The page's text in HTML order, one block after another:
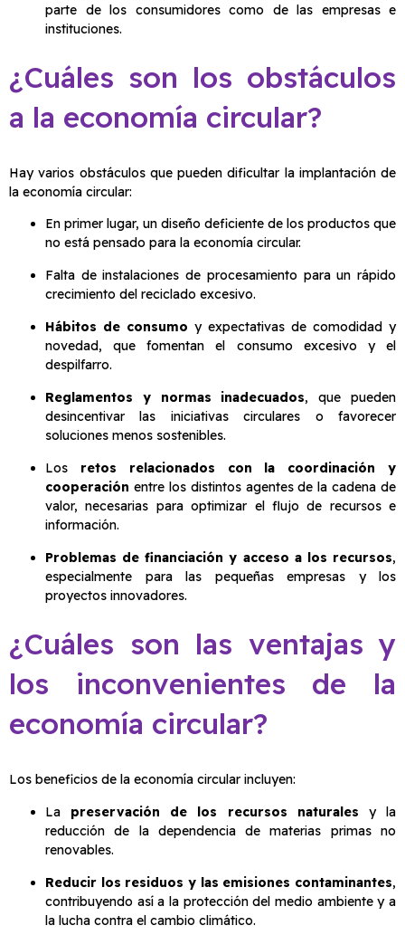
parte de los consumidores como de las empresas e
instituciones.
¿Cuáles son los obstáculos
a la economía circular?
Hay varios obstáculos que pueden dificultar la implantación de
la economía circular:
En primer lugar, un diseño deficiente de los productos que
no está pensado para la economía circular.
Falta de instalaciones de procesamiento para un rápido
crecimiento del reciclado excesivo.
Hábitos de consumo y expectativas de comodidad y
novedad, que fomentan el consumo excesivo y el
despilfarro.
Reglamentos y normas inadecuados, que pueden
desincentivar las iniciativas circulares o favorecer
soluciones menos sostenibles.
Los retos relacionados con la coordinación y
cooperación entre los distintos agentes de la cadena de
valor, necesarias para optimizar el flujo de recursos e
información.
Problemas de financiación y acceso a los recursos,
especialmente para las pequeñas empresas y los
proyectos innovadores.
¿Cuáles son las ventajas y
los inconvenientes de la
economía circular?
Los beneficios de la economía circular incluyen:
La preservación de los recursos naturales y la
reducción de la dependencia de materias primas no
renovables.
Reducir los residuos y las emisiones contaminantes,
contribuyendo así a la protección del medio ambiente y a
la lucha contra el cambio climático.